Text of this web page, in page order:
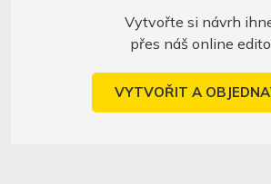
Vytvořte si návrh
přes náš online
VYTVOŘIT A